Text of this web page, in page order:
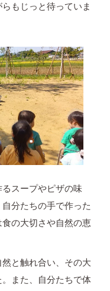
もじっと待っていま
スープやピザの味
分たちの手で作った
の大切さや自然の恵
と触れ合い、その大
また、自分たちで体